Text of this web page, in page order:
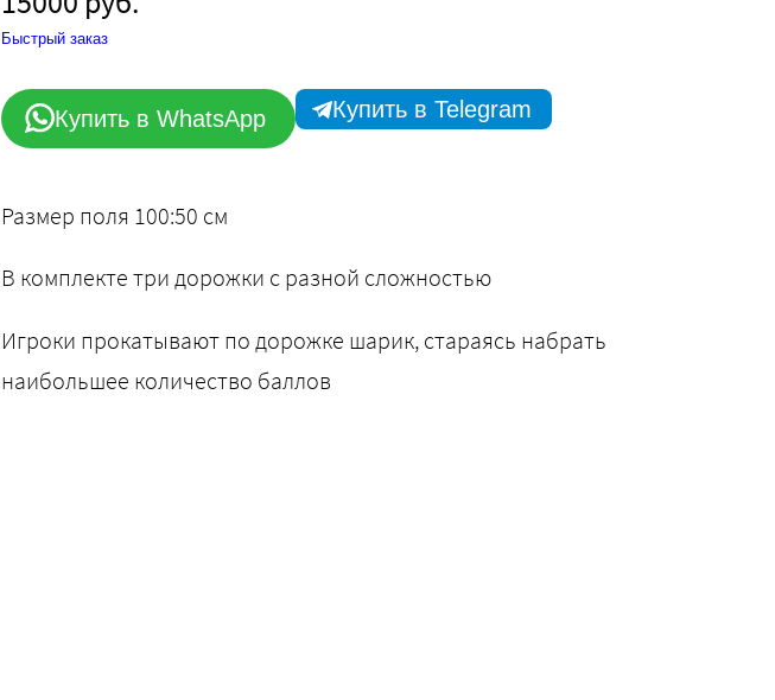
Быстрый заказ
Купить в WhatsApp Купить в Telegram
Размер поля 100:50 см
В комплекте три дорожки с разной сложностью
Игроки прокатывают по дорожке шарик, стараясь набрать
наибольшее количество баллов